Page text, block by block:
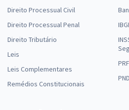
Direito Processual Civil
Direito Processual Penal
Direito Tributário
Leis
Leis Complementares
Remédios Constitucionais
PND